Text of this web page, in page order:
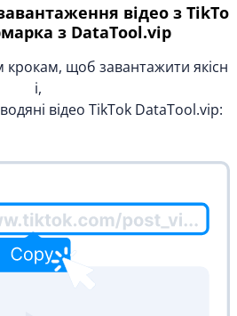
відео з TikTo
з DataTool.vip
крокам, щоб завантажити якісн
і,
відео TikTok DataTool.vip: